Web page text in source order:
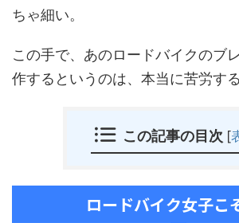
ちゃ細い。
この手で、あのロードバイクのブ
作するというのは、本当に苦労する
この記事の目次 [
ロードバイク女子こ